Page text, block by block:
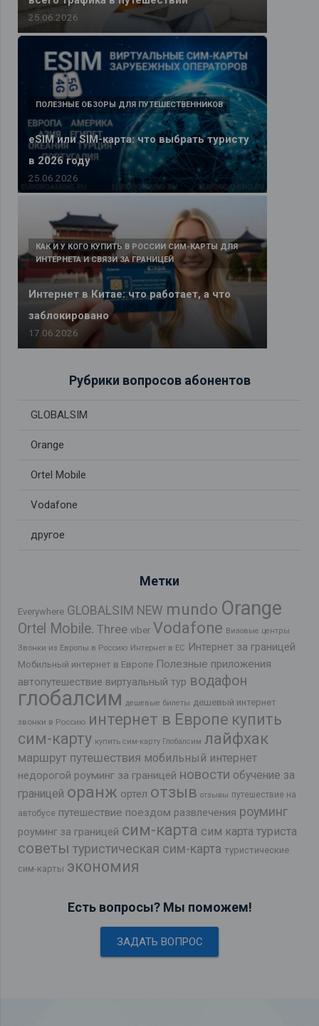
25.06.2026
eSIM или SIM-карта: что выбрать туристу
в 2026 году
ПОЛЕЗНЫЕ ОБЗОРЫ ДЛЯ ПУТЕШЕСТВЕННИКОВ
25.06.2026
Интернет в Китае: что работает, а что
заблокировано
КАК И У КОГО КУПИТЬ В РОССИИ СИМ-КАРТЫ ДЛЯ
ИНТЕРНЕТА И СВЯЗИ ЗА ГРАНИЦЕЙ
17.06.2026
Рубрики вопросов абонентов
GLOBALSIM
Orange
Ortel Mobile
Vodafone
другое
Метки
Everywhere GLOBALSIM NEW mundo Orange
Ortel Mobile. Three viber Vodafone Визовые центры
Звонки из Европы в Россию Интернет в ЕС Интернет за границей
Мобильный интернет в Европе Полезные приложения
автопутешествие виртуальный тур водафон
глобалсим дешевые билеты дешевый интернет
звонки в Россию интернет в Европе купить
сим-карту купить сим-карту Глобалсим лайфхак
маршрут путешествия мобильный интернет
недорогой роуминг за границей новости обучение за
границей оранж ортел отзыв отзывы путешествие на
автобусе путешествие поездом развлечения роуминг
роуминг за границей сим-карта сим карта туриста
советы туристическая сим-карта туристические
сим-карты экономия
Есть вопросы? Мы поможем!
ЗАДАТЬ ВОПРОС